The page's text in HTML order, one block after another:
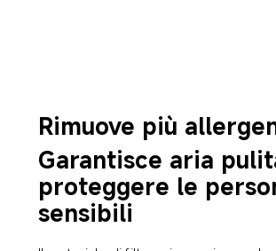
Rimuove più
Garantisce aria
proteggere le
sensibili